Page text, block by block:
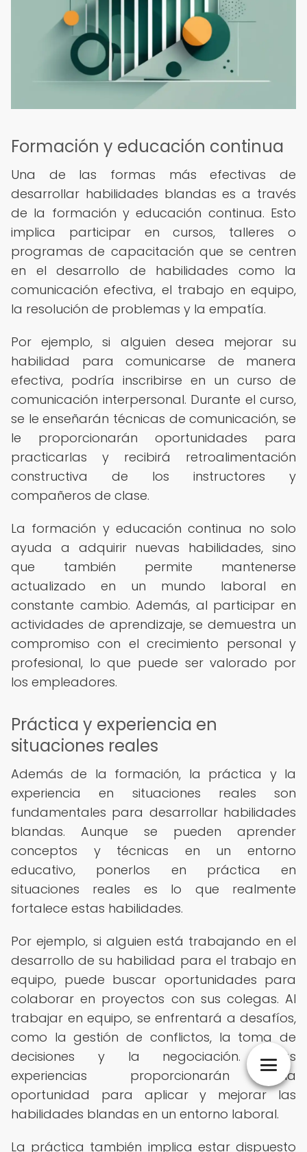
Formación y educación continua
Una de las formas más efectivas de
desarrollar habilidades blandas es a través
de la formación y educación continua. Esto
implica participar en cursos, talleres o
programas de capacitación que se centren
en el desarrollo de habilidades como la
comunicación efectiva, el trabajo en equipo,
la resolución de problemas y la empatía.
Por ejemplo, si alguien desea mejorar su
habilidad para comunicarse de manera
efectiva, podría inscribirse en un curso de
comunicación interpersonal. Durante el curso,
se le enseñarán técnicas de comunicación, se
le proporcionarán oportunidades para
practicarlas y recibirá retroalimentación
constructiva de los instructores y
compañeros de clase.
La formación y educación continua no solo
ayuda a adquirir nuevas habilidades, sino
que también permite mantenerse
actualizado en un mundo laboral en
constante cambio. Además, al participar en
actividades de aprendizaje, se demuestra un
compromiso con el crecimiento personal y
profesional, lo que puede ser valorado por
los empleadores.
Práctica y experiencia en
situaciones reales
Además de la formación, la práctica y la
experiencia en situaciones reales son
fundamentales para desarrollar habilidades
blandas. Aunque se pueden aprender
conceptos y técnicas en un entorno
educativo, ponerlos en práctica en
situaciones reales es lo que realmente
fortalece estas habilidades.
Por ejemplo, si alguien está trabajando en el
desarrollo de su habilidad para el trabajo en
equipo, puede buscar oportunidades para
colaborar en proyectos con sus colegas. Al
trabajar en equipo, se enfrentará a desafíos,
como la gestión de conflictos, la toma de
decisiones y la negociación. Estas
experiencias proporcionarán una
oportunidad para aplicar y mejorar las
habilidades blandas en un entorno laboral.
La práctica también implica estar dispuesto